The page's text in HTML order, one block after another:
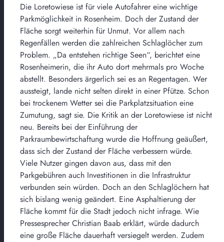
Die Loretowiese ist für viele Autofahrer eine wichtige
Parkmöglichkeit in Rosenheim. Doch der Zustand der
Fläche sorgt weiterhin für Unmut. Vor allem nach
Regenfällen werden die zahlreichen Schlaglöcher zum
Problem. „Da entstehen richtige Seen“, berichtet eine
Rosenheimerin, die ihr Auto dort mehrmals pro Woche
abstellt. Besonders ärgerlich sei es an Regentagen. Wer
aussteigt, lande nicht selten direkt in einer Pfütze. Schon
bei trockenem Wetter sei die Parkplatzsituation eine
Zumutung, sagt sie. Die Kritik an der Loretowiese ist nicht
neu. Bereits bei der Einführung der
Parkraumbewirtschaftung wurde die Hoffnung geäußert,
dass sich der Zustand der Fläche verbessern würde.
Viele Nutzer gingen davon aus, dass mit den
Parkgebühren auch Investitionen in die Infrastruktur
verbunden sein würden. Doch an den Schlaglöchern hat
sich bislang wenig geändert. Eine Asphaltierung der
Fläche kommt für die Stadt jedoch nicht infrage. Wie
Pressesprecher Christian Baab erklärt, würde dadurch
eine große Fläche dauerhaft versiegelt werden. Zudem